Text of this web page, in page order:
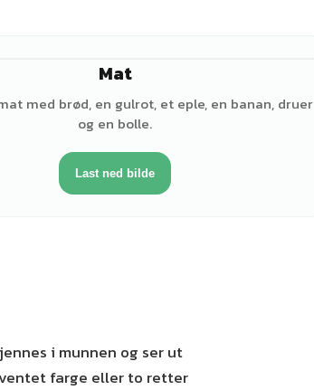
Mat
med brød, en gulrot, et eple, en banan, druer
og en bolle.
Last ned bilde
i munnen og ser ut
farge eller to retter